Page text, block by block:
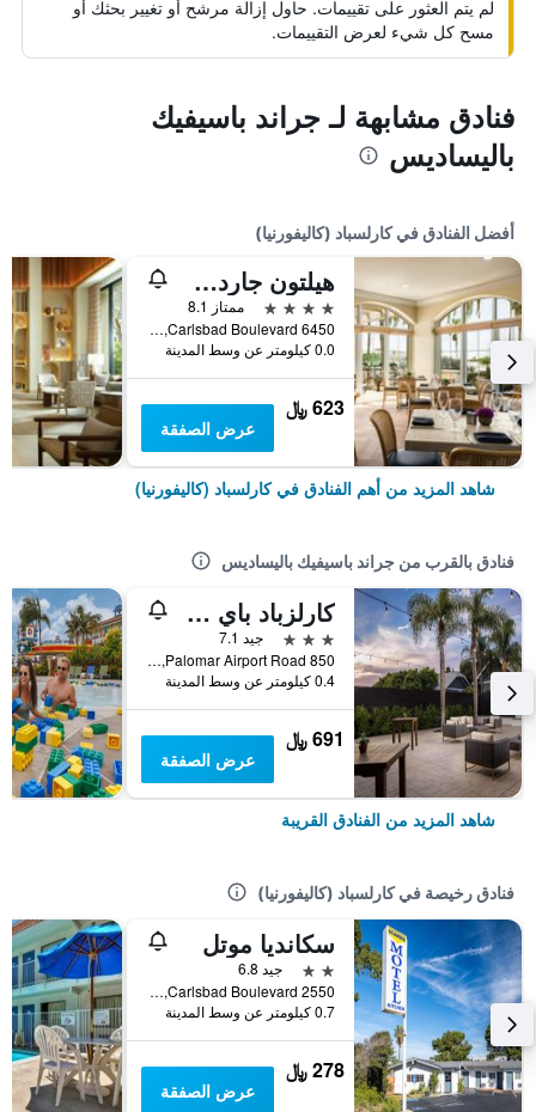
لم يتم العثور على تقييمات. حاول إزالة مرشح أو تغيير بحثك أو
مسح كل شيء لعرض التقييمات.
فنادق مشابهة لـ جراند باسيفيك
باليساديس
أفضل الفنادق في كارلسباد (كاليفورنيا)
هيلتون جاردن إن كارلزباد بيتش
4 نجوم
ممتاز 8.1
6450 Carlsbad Boulevard, كارلسباد (كاليفورنيا), CA, الولايات المتحدة الأميريكية
0.0 كيلومتر عن وسط المدينة
623 ﷼
عرض الصفقة
شاهد المزيد من أهم الفنادق في كارلسباد (كاليفورنيا)
فنادق بالقرب من جراند باسيفيك باليساديس
كارلزباد باي ذا سي هوتل
3 نجوم
جيد 7.1
850 Palomar Airport Road, كارلسباد (كاليفورنيا), CA, الولايات المتحدة الأميريكية
0.4 كيلومتر عن وسط المدينة
691 ﷼
عرض الصفقة
شاهد المزيد من الفنادق القريبة
فنادق رخيصة في كارلسباد (كاليفورنيا)
سكانديا موتل
2 نجمتين
جيد 6.8
2550 Carlsbad Boulevard, كارلسباد (كاليفورنيا), CA, الولايات المتحدة الأميريكية
0.7 كيلومتر عن وسط المدينة
278 ﷼
عرض الصفقة